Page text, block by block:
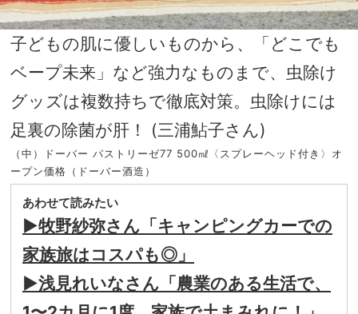
子どもの肌に優しいものから、「どこでも
ベープ未来」など強力なものまで、虫除け
グッズは複数持ちで徹底対策。虫除けには
足裏の除菌が肝！ (三浦鮎子さん)
（中）ドーバー パストリーゼ77 500㎖〈スプレーヘッド付き〉オ
ープン価格（ドーバー酒造）
あわせて読みたい
▶︎牧野紗弥さん「キャンピングカーでの
家族旅はコスパも◎」
▶︎浅見れいなさん「農業のある生活で、